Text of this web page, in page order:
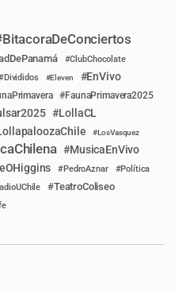
BitacoraDeConciertos
ClubChocolate
Divididos Eleven EnVivo
FaunaPrimavera2025
LollaCL
LosVasquez
MusicaEnVivo
PedroAznar
Política
TeatroColiseo